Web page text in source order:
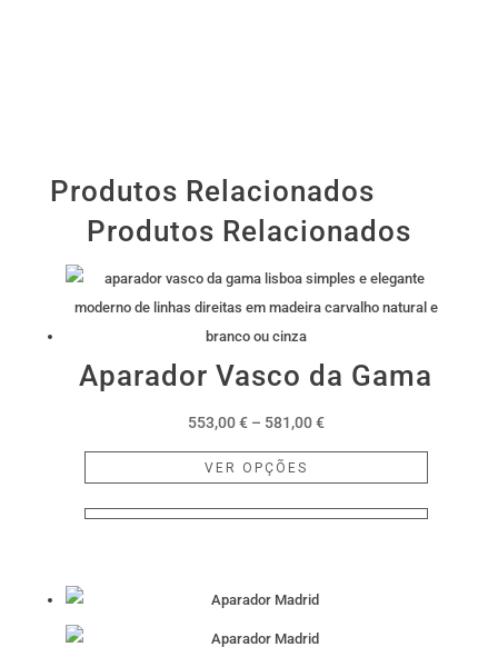
Produtos Relacionados
Produtos Relacionados
Aparador Vasco da Gama
553,00€ – 581,00€Price
range:
553,00 €
through
VER OPÇÕES
This
product
has